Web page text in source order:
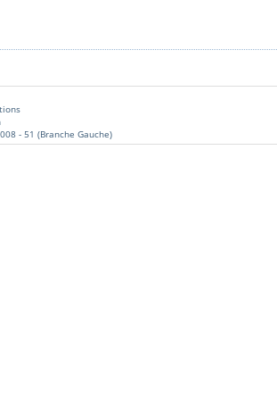
- 51 (Branche Gauche)